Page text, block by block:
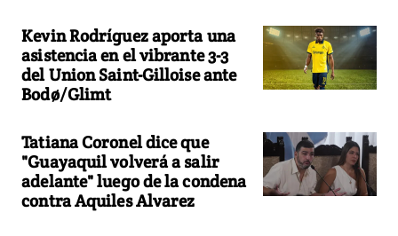
Kevin Rodríguez aporta una
asistencia en el vibrante 3-3
del Union Saint-Gilloise ante
Bodø/Glimt
Tatiana Coronel dice que
"Guayaquil volverá a salir
adelante" luego de la condena
contra Aquiles Alvarez